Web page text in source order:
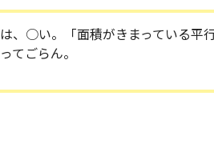
、○い。「面積がきまっている平
てごらん。